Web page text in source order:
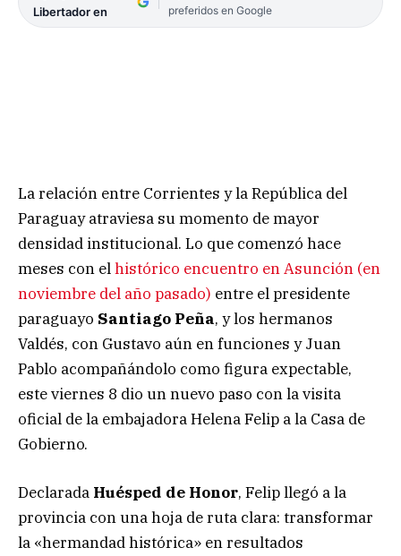
Libertador en
preferidos en Google
La relación entre Corrientes y la República del
Paraguay atraviesa su momento de mayor
densidad institucional. Lo que comenzó hace
meses con elhistórico encuentro en Asunción (en
noviembre del año pasado) entre el presidente
paraguayo Santiago Peña, y los hermanos
Valdés, con Gustavo aún en funciones y Juan
Pablo acompañándolo como figura expectable,
este viernes 8 dio un nuevo paso con la visita
oficial de la embajadora Helena Felip a la Casa de
Gobierno.
Declarada Huésped de Honor, Felip llegó a la
provincia con una hoja de ruta clara: transformar
la «hermandad histórica» en resultados